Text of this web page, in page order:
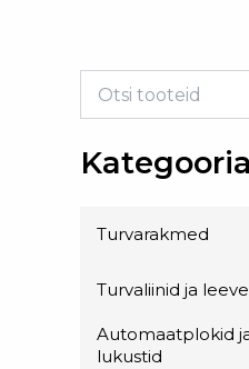
Turvarakmed
Turvaliinid ja
Automaatplokid
lukustid